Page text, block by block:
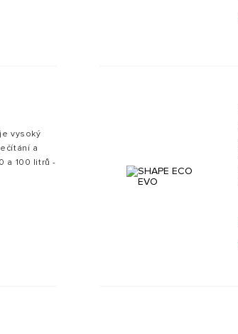
vysoký
a
a 100 litrů -